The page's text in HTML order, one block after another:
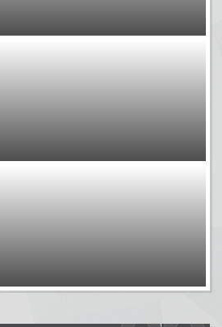
Por favor, aguarde...
Por favor, aguarde...